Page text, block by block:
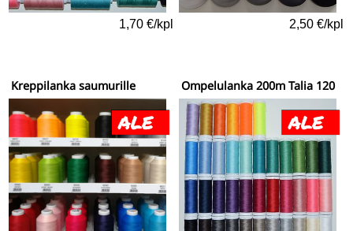
1,70 €/kpl 2,50 €/kpl
Kreppilanka saumurille Ompelulanka 200m Talia 120